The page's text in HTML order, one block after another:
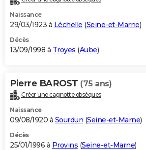
Naissance
29/03/1923 à Léchelle (Seine-et-Marne)
Décès
13/09/1998 à Troyes (Aube)
Pierre BAROST (75 ans)
Créer une cagnotte obsèques
Naissance
09/08/1920 à Sourdun (Seine-et-Marne)
Décès
25/01/1996 à Provins (Seine-et-Marne)